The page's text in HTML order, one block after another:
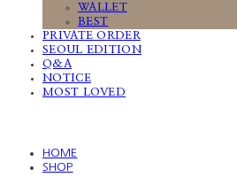
WALLET
BEST
PRIVATE ORDER
SEOUL EDITION
Q&A
NOTICE
MOST LOVED
HOME
SHOP